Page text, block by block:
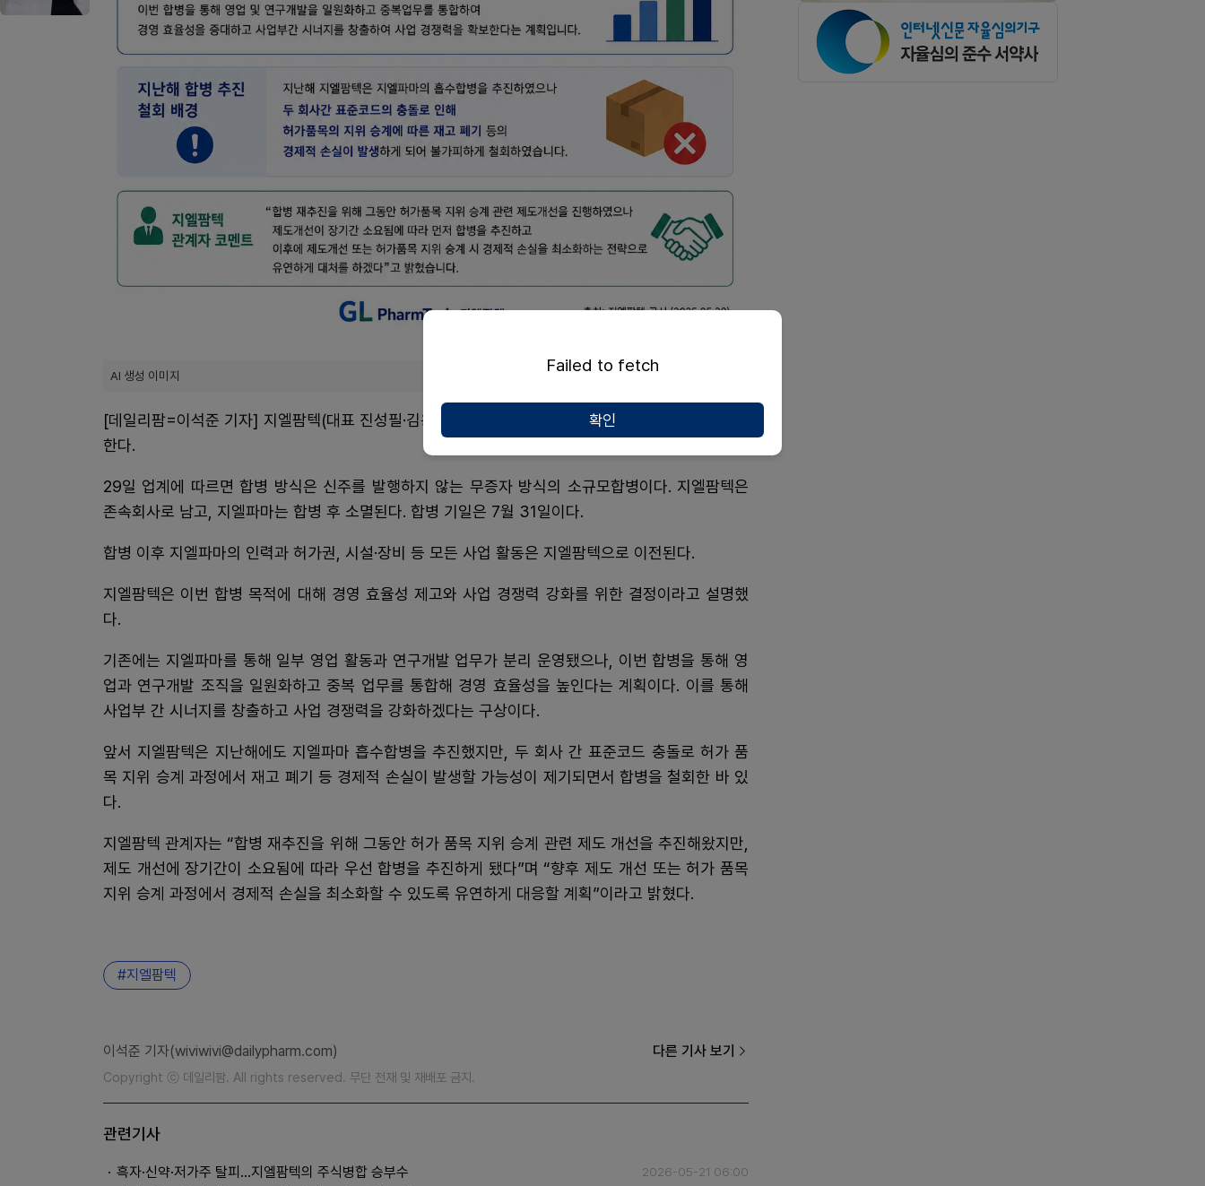
AI 생성 이미지
[데일리팜=이석준 기자] 지엘팜텍(대표 진성필·김용일)은 100% 자회사인 지엘파마 흡수합병을 추진
한다.
29일 업계에 따르면 합병 방식은 신주를 발행하지 않는 무증자 방식의 소규모합병이다. 지엘팜텍은
존속회사로 남고, 지엘파마는 합병 후 소멸된다. 합병 기일은 7월 31일이다.
합병 이후 지엘파마의 인력과 허가권, 시설·장비 등 모든 사업 활동은 지엘팜텍으로 이전된다.
지엘팜텍은 이번 합병 목적에 대해 경영 효율성 제고와 사업 경쟁력 강화를 위한 결정이라고 설명했
다.
기존에는 지엘파마를 통해 일부 영업 활동과 연구개발 업무가 분리 운영됐으나, 이번 합병을 통해 영
업과 연구개발 조직을 일원화하고 중복 업무를 통합해 경영 효율성을 높인다는 계획이다. 이를 통해
사업부 간 시너지를 창출하고 사업 경쟁력을 강화하겠다는 구상이다.
앞서 지엘팜텍은 지난해에도 지엘파마 흡수합병을 추진했지만, 두 회사 간 표준코드 충돌로 허가 품
목 지위 승계 과정에서 재고 폐기 등 경제적 손실이 발생할 가능성이 제기되면서 합병을 철회한 바 있
다.
지엘팜텍 관계자는 “합병 재추진을 위해 그동안 허가 품목 지위 승계 관련 제도 개선을 추진해왔지만,
제도 개선에 장기간이 소요됨에 따라 우선 합병을 추진하게 됐다”며 “향후 제도 개선 또는 허가 품목
지위 승계 과정에서 경제적 손실을 최소화할 수 있도록 유연하게 대응할 계획”이라고 밝혔다.
지엘팜텍
이석준 기자(wiviwivi@dailypharm.com) 다른 기사 보기
Copyright ⓒ 데일리팜. All rights reserved. 무단 전재 및 재배포 금지.
관련기사
흑자·신약·저가주 탈피…지엘팜텍의 주식병합 승부수 2026-05-21 06:00
Failed to fetch
확인